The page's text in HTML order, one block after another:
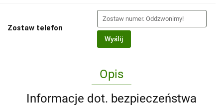
Zostaw telefon
Wyślij
Opis
Informacje dot. bezpieczeństwa